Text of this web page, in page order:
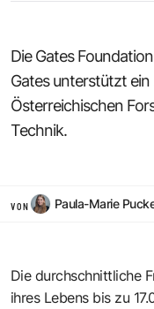
Die Gates
Gates unterstützt
Österreichischen
Technik.
VON Paula-Marie
Die durchschnittliche
ihres Lebens bis zu